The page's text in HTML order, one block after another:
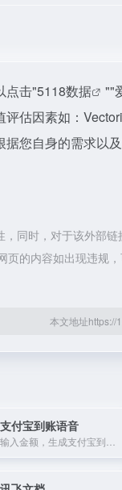
点击"5118数据 ""
估因素如：
您自身的需求以
同时，对于该外部
的内容如出现违规
本文地址https://
支付宝到账语音